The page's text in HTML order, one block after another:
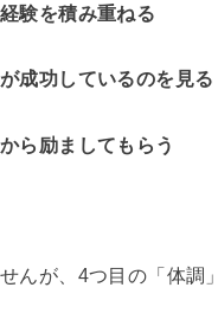
験を積み重ねる
成功しているのを見る
ら励ましてもらう
んが、4つ目の「体調